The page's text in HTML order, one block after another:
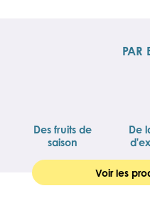
PAR
Des fruits de
saison
De
Voir les